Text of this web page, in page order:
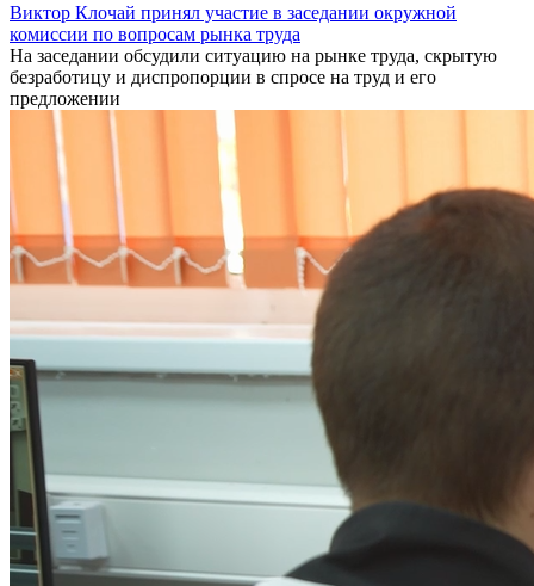
Виктор Клочай принял участие в заседании окружной
комиссии по вопросам рынка труда
На заседании обсудили ситуацию на рынке труда, скрытую
безработицу и диспропорции в спросе на труд и его
предложении